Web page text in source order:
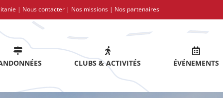
| Nous contacter | Nos missions | Nos partenaires
CLUBS & ACTIVITÉS ÉVÉNEMENTS